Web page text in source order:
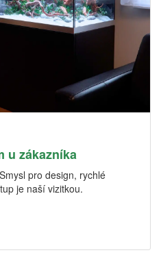
u zákazníka
pro design, rychlé
je naší vizitkou.